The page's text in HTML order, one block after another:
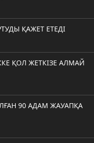
ҚАЖЕТ ЕТЕДІ
ҚОЛ ЖЕТКІЗЕ АЛМАЙ
90 АДАМ ЖАУАПҚА